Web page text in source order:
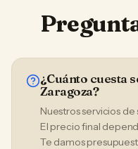
¿Cuánto cuesta
Zaragoza?
Nuestros servicios
El precio final
Te damos